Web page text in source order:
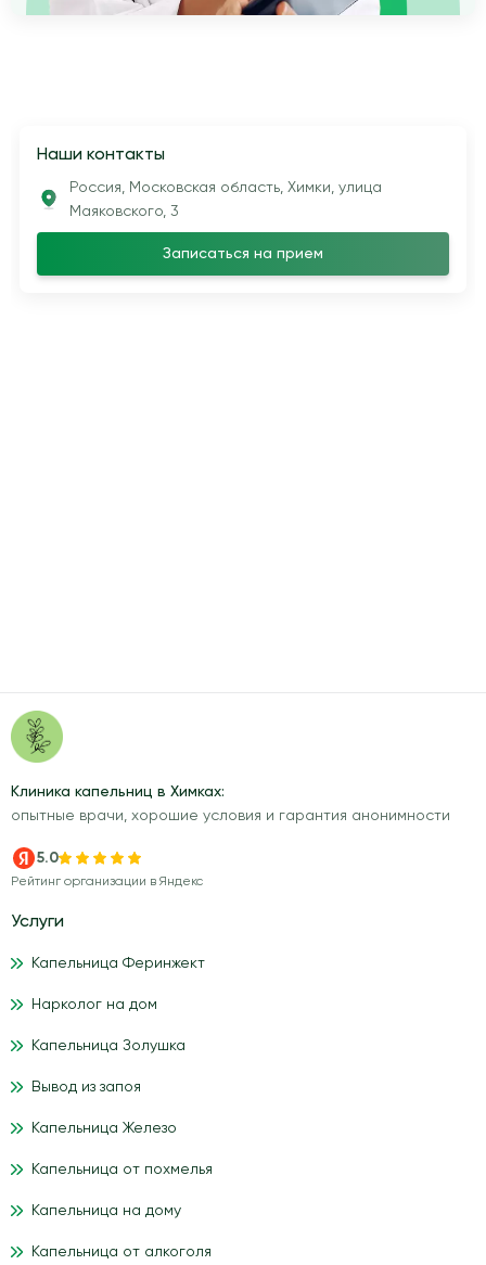
Наши контакты
Россия, Московская область, Химки, улица
Маяковского, 3
Записаться на прием
Клиника капельниц в Химках:
опытные врачи, хорошие условия и гарантия анонимности
5.0
Рейтинг организации в Яндекс
Услуги
Капельница Феринжект
Нарколог на дом
Капельница Золушка
Вывод из запоя
Капельница Железо
Капельница от похмелья
Капельница на дому
Капельница от алкоголя